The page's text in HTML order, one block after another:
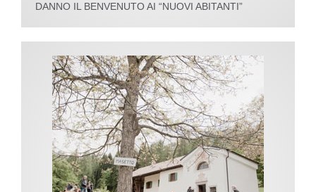
DANNO IL BENVENUTO AI “NUOVI ABITANTI”